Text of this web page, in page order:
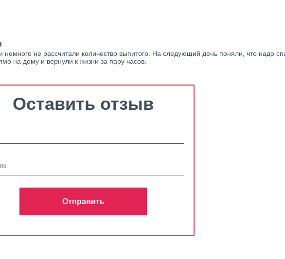
не рассчитали количество выпитого. На следующий день поняли, что надо
на дому и вернули к жизни за пару часов.
Оставить отзыв
Отправить